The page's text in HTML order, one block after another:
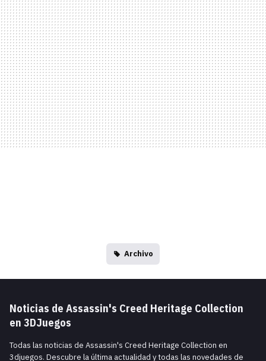
Archivo
Noticias de Assassin's Creed Heritage Collection
en 3DJuegos
Todas las noticias de Assassin's Creed Heritage Collection en
3djuegos. Descubre la última actualidad y todas las novedades de